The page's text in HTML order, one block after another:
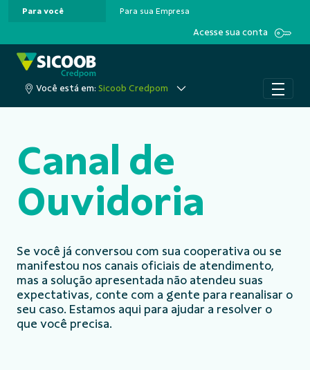
Pular para o Conteúdo principal
Para você Para sua Empresa
Acesse sua conta
Você está em: Sicoob Credpom
Canal de
Ouvidoria
Se você já conversou com sua cooperativa ou se
manifestou nos canais oficiais de atendimento,
mas a solução apresentada não atendeu suas
expectativas, conte com a gente para reanalisar o
seu caso. Estamos aqui para ajudar a resolver o
que você precisa.